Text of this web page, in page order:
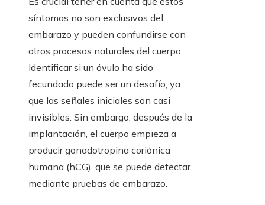
síntomas no son exclusivos del
embarazo y pueden confundirse con
otros procesos naturales del cuerpo.
Identificar si un óvulo ha sido
fecundado puede ser un desafío, ya
que las señales iniciales son casi
invisibles. Sin embargo, después de la
implantación, el cuerpo empieza a
producir gonadotropina coriónica
humana (hCG), que se puede detectar
mediante pruebas de embarazo.